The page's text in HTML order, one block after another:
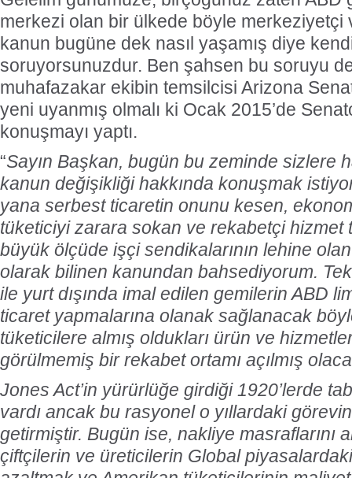
merkezi olan bir ülkede böyle merkeziyetçi
kanun bugüne dek nasıl yaşamış diye
soruyorsunuzdur. Ben şahsen bu soruyu
muhafazakar ekibin temsilcisi Arizona
yeni uyanmış olmalı ki Ocak 2015’de
konuşmayı yaptı.
“Sayın Başkan, bugün bu zeminde sizlere
kanun değişikliği hakkında konuşmak
yana serbest ticaretin onunu kesen,
tüketiciyi zarara sokan ve rekabetçi hizmet
büyük ölçüde işçi sendikalarının lehine
olarak bilinen kanundan bahsediyorum.
ile yurt dışında imal edilen gemilerin ABD
ticaret yapmalarına olanak sağlanacak
tüketicilere almış oldukları ürün ve
görülmemiş bir rekabet ortamı açılmış
Jones Act’in yürürlüğe girdiği 1920’lerde
vardı ancak bu rasyonel o yıllardaki
getirmiştir. Bugün ise, nakliye masraflarını
çiftçilerin ve üreticilerin Global